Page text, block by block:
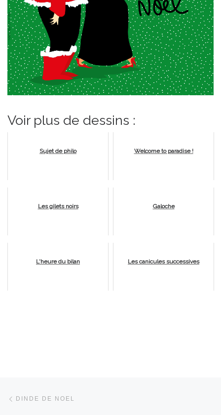
Voir plus de dessins :
Sujet de philo Welcome to paradise !
Les gilets noirs Galoche
L'heure du bilan Les canicules successives
Parcourir les articles
DINDE DE NOEL